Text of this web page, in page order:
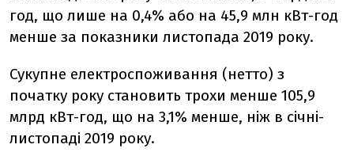
год, що лише на 0,4% або на 45,9 млн кВт-год
менше за показники листопада 2019 року.
Сукупне електроспоживання (нетто) з
початку року становить трохи менше 105,9
млрд кВт-год, що на 3,1% менше, ніж в січні-
листопаді 2019 року.